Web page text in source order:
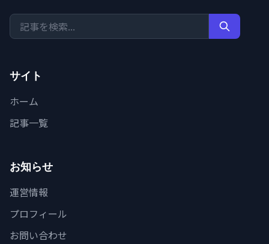
サイト
ホーム
記事一覧
お知らせ
運営情報
プロフィール
お問い合わせ